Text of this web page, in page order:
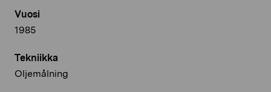
Vuosi
1985
Tekniikka
Oljemålning